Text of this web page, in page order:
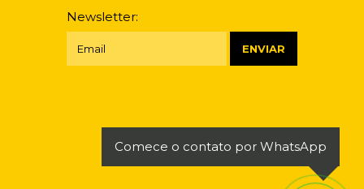
Newsletter:
Comece o contato por WhatsApp